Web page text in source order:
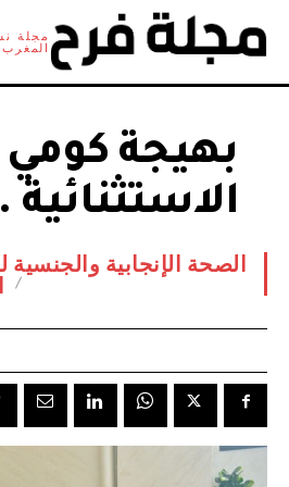
مجلة
المغرب
بهيجة
الاستثنائية
الصحة الإنجابية والجنسية